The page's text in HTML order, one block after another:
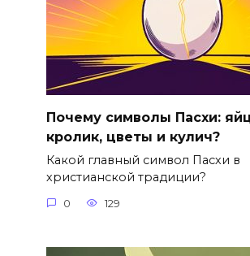
Почему символы Пасхи:
кролик, цветы и кулич?
Какой главный символ Пасхи в
христианской традиции?
0 129